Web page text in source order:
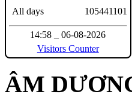
All days
105441101
14:58 _ 06-08-2026
Visitors Counter
ÂM